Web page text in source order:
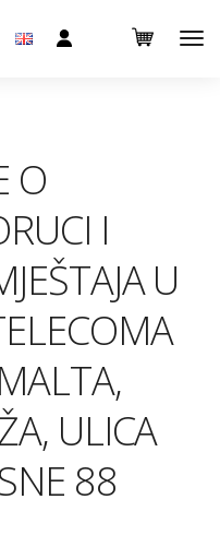
O
I
U
ULICA
88